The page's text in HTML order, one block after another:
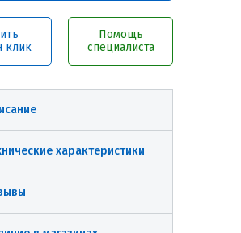
клик
Помощь
специалиста
характеристики